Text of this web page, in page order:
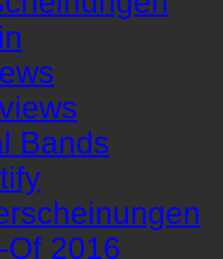
Bands
Of 2016